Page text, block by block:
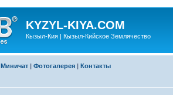
KYZYL-KIYA.COM
Кызыл-Кия | Кызыл-Кийское Землячество
Миничат | Фотогалерея | Контакты